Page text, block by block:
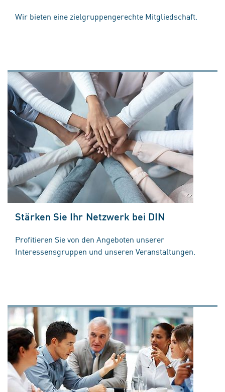
Wir bieten eine zielgruppengerechte Mitgliedschaft.
Stärken Sie Ihr Netzwerk bei DIN
Profitieren Sie von den Angeboten unserer
Interessensgruppen und unseren Veranstaltungen.